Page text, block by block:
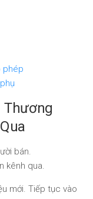
phép
Thương
bán.
kênh qua.
mới. Tiếp tục vào